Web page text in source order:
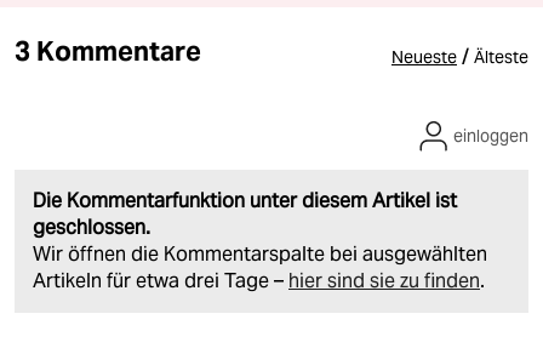
3 Kommentare Neueste / Älteste
Die Kommentarfunktion unter diesem Artikel ist
geschlossen.
Wir öffnen die Kommentarspalte bei ausgewählten
Artikeln für etwa drei Tage – hier sind sie zu finden.
einloggen